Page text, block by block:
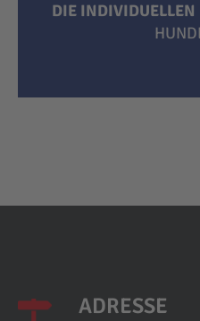
DIE INDIVIDUELLEN
ADRESSE